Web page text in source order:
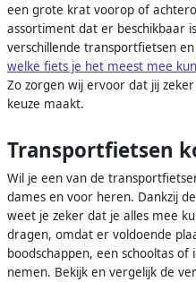
een grote krat voorop of
assortiment dat er beschikbaar
verschillende transportfietsen en
welke fiets je het meest mee
Zo zorgen wij ervoor dat jij
keuze maakt.
Transportfietsen
Wil je een van de
dames en voor heren. Dankzij
weet je zeker dat je alles mee
dragen, omdat er voldoende
boodschappen, een schooltas
nemen. Bekijk en vergelijk de